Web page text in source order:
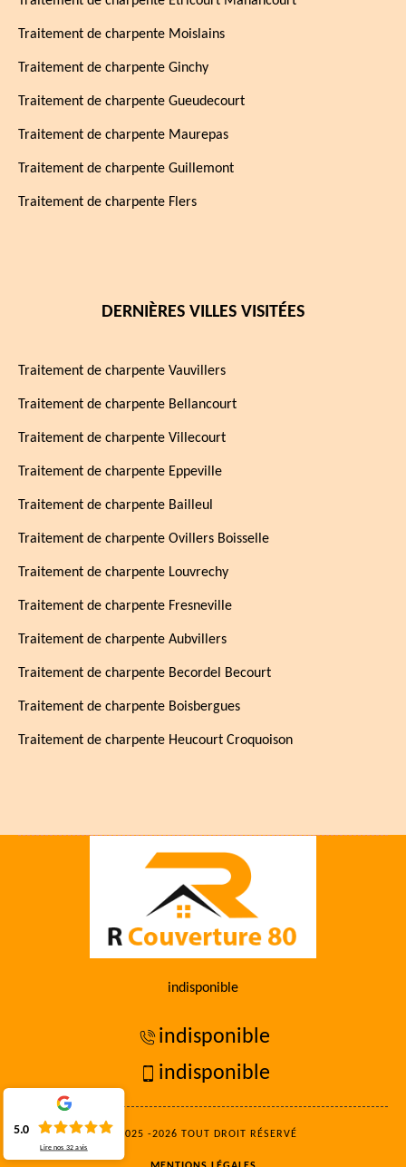
Traitement de charpente Moislains
Traitement de charpente Ginchy
Traitement de charpente Gueudecourt
Traitement de charpente Maurepas
Traitement de charpente Guillemont
Traitement de charpente Flers
DERNIÈRES VILLES VISITÉES
Traitement de charpente Vauvillers
Traitement de charpente Bellancourt
Traitement de charpente Villecourt
Traitement de charpente Eppeville
Traitement de charpente Bailleul
Traitement de charpente Ovillers Boisselle
Traitement de charpente Louvrechy
Traitement de charpente Fresneville
Traitement de charpente Aubvillers
Traitement de charpente Becordel Becourt
Traitement de charpente Boisbergues
Traitement de charpente Heucourt Croquoison
indisponible
indisponible
indisponible
©2025 -2026 TOUT DROIT RÉSERVÉ
5.0
Lire nos32 avis